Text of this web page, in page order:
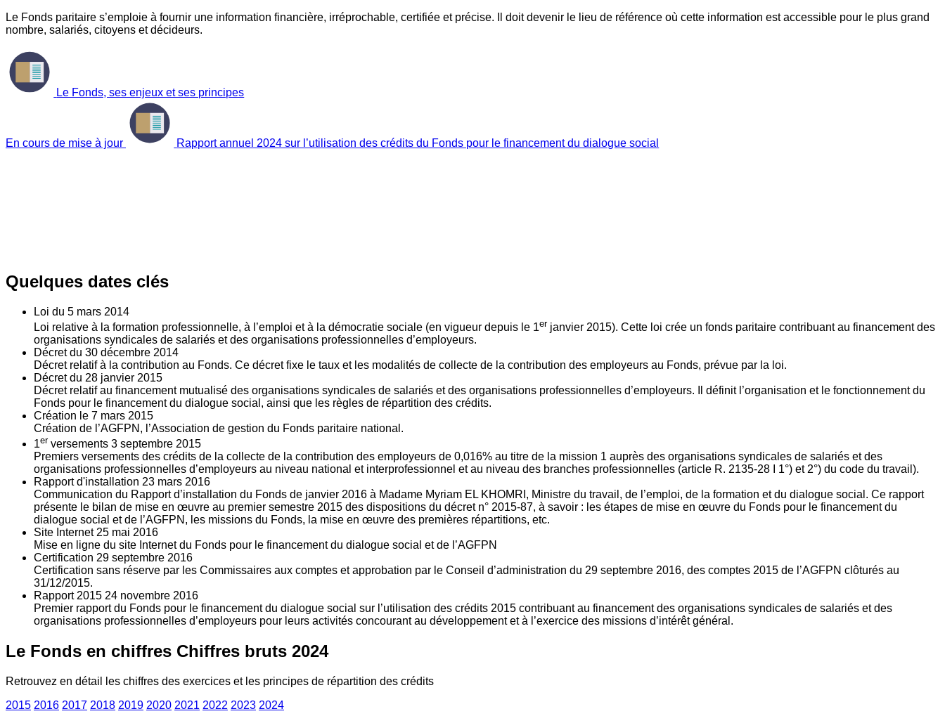
Le Fonds paritaire s’emploie à fournir une information financière, irréprochable, certifiée et précise. Il doit devenir le lieu de référence où cette information est accessible pour le plus grand
nombre, salariés, citoyens et décideurs.
Le Fonds, ses enjeux et ses principes
En cours de mise à jour Rapport annuel 2024 sur l’utilisation des crédits du Fonds pour le financement du dialogue social
Quelques dates clés
Loi du 5 mars 2014
Loi relative à la formation professionnelle, à l’emploi et à la démocratie sociale (en vigueur depuis le 1er janvier 2015). Cette loi crée un fonds paritaire contribuant au financement des
organisations syndicales de salariés et des organisations professionnelles d’employeurs.
Décret du 30 décembre 2014
Décret relatif à la contribution au Fonds. Ce décret fixe le taux et les modalités de collecte de la contribution des employeurs au Fonds, prévue par la loi.
Décret du 28 janvier 2015
Décret relatif au financement mutualisé des organisations syndicales de salariés et des organisations professionnelles d’employeurs. Il définit l’organisation et le fonctionnement du
Fonds pour le financement du dialogue social, ainsi que les règles de répartition des crédits.
Création le 7 mars 2015
Création de l’AGFPN, l’Association de gestion du Fonds paritaire national.
1er versements 3 septembre 2015
Premiers versements des crédits de la collecte de la contribution des employeurs de 0,016% au titre de la mission 1 auprès des organisations syndicales de salariés et des
organisations professionnelles d’employeurs au niveau national et interprofessionnel et au niveau des branches professionnelles (article R. 2135‐28 I 1°) et 2°) du code du travail).
Rapport d'installation 23 mars 2016
Communication du Rapport d’installation du Fonds de janvier 2016 à Madame Myriam EL KHOMRI, Ministre du travail, de l’emploi, de la formation et du dialogue social. Ce rapport
présente le bilan de mise en œuvre au premier semestre 2015 des dispositions du décret n° 2015-87, à savoir : les étapes de mise en œuvre du Fonds pour le financement du
dialogue social et de l’AGFPN, les missions du Fonds, la mise en œuvre des premières répartitions, etc.
Site Internet 25 mai 2016
Mise en ligne du site Internet du Fonds pour le financement du dialogue social et de l’AGFPN
Certification 29 septembre 2016
Certification sans réserve par les Commissaires aux comptes et approbation par le Conseil d’administration du 29 septembre 2016, des comptes 2015 de l’AGFPN clôturés au
31/12/2015.
Rapport 2015 24 novembre 2016
Premier rapport du Fonds pour le financement du dialogue social sur l’utilisation des crédits 2015 contribuant au financement des organisations syndicales de salariés et des
organisations professionnelles d’employeurs pour leurs activités concourant au développement et à l’exercice des missions d’intérêt général.
Le Fonds en chiffres Chiffres bruts 2024
Retrouvez en détail les chiffres des exercices et les principes de répartition des crédits
2015 2016 2017 2018 2019 2020 2021 2022 2023 2024